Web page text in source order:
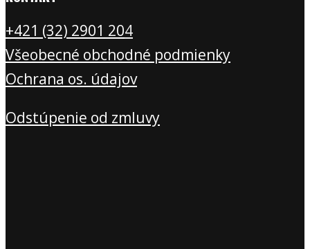
+421 (32) 2901 204
Všeobecné obchodné podmienky
Ochrana os. údajov
Odstúpenie od zmluvy